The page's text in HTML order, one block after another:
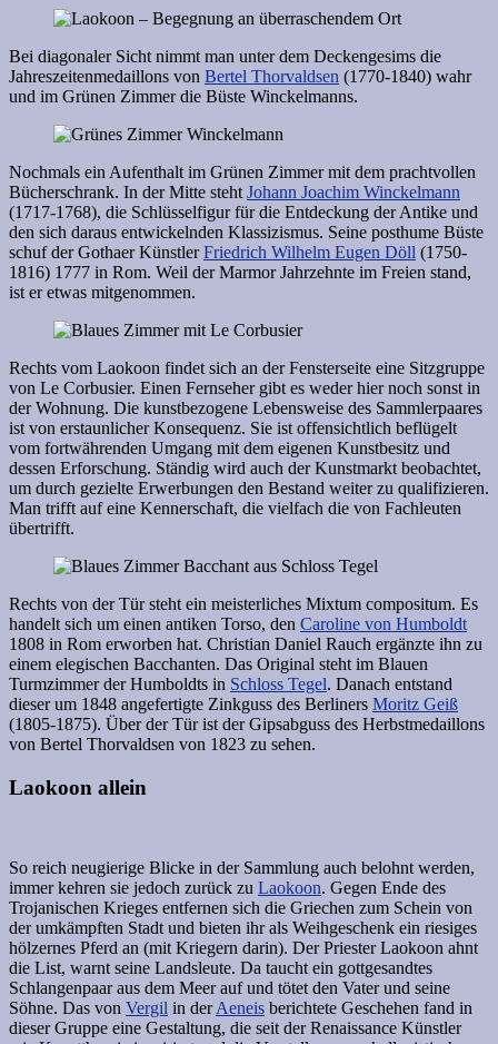
Bei diagonaler Sicht nimmt man unter dem Deckengesims die
Jahreszeitenmedaillons von Bertel Thorvaldsen (1770-1840) wahr
und im Grünen Zimmer die Büste Winckelmanns.
Nochmals ein Aufenthalt im Grünen Zimmer mit dem prachtvollen
Bücherschrank. In der Mitte steht Johann Joachim Winckelmann
(1717-1768), die Schlüsselfigur für die Entdeckung der Antike und
den sich daraus entwickelnden Klassizismus. Seine posthume Büste
schuf der Gothaer KünstlerFriedrich Wilhelm Eugen Döll (1750-
1816) 1777 in Rom. Weil der Marmor Jahrzehnte im Freien stand,
ist er etwas mitgenommen.
Rechts vom Laokoon findet sich an der Fensterseite eine Sitzgruppe
von Le Corbusier. Einen Fernseher gibt es weder hier noch sonst in
der Wohnung. Die kunstbezogene Lebensweise des Sammlerpaares
ist von erstaunlicher Konsequenz. Sie ist offensichtlich beflügelt
vom fortwährenden Umgang mit dem eigenen Kunstbesitz und
dessen Erforschung. Ständig wird auch der Kunstmarkt beobachtet,
um durch gezielte Erwerbungen den Bestand weiter zu qualifizieren.
Man trifft auf eine Kennerschaft, die vielfach die von Fachleuten
übertrifft.
Rechts von der Tür steht ein meisterliches Mixtum compositum. Es
handelt sich um einen antiken Torso, den Caroline von Humboldt
1808 in Rom erworben hat. Christian Daniel Rauch ergänzte ihn zu
einem elegischen Bacchanten. Das Original steht im Blauen
Turmzimmer der Humboldts in Schloss Tegel. Danach entstand
dieser um 1848 angefertigte Zinkguss des Berliners Moritz Geiß
(1805-1875). Über der Tür ist der Gipsabguss des Herbstmedaillons
von Bertel Thorvaldsen von 1823 zu sehen.
Laokoon allein
So reich neugierige Blicke in der Sammlung auch belohnt werden,
immer kehren sie jedoch zurück zu Laokoon. Gegen Ende des
Trojanischen Krieges entfernen sich die Griechen zum Schein von
der umkämpften Stadt und bieten ihr als Weihgeschenk ein riesiges
hölzernes Pferd an (mit Kriegern darin). Der Priester Laokoon ahnt
die List, warnt seine Landsleute. Da taucht ein gottgesandtes
Schlangenpaar aus dem Meer auf und tötet den Vater und seine
Söhne. Das von Vergil in derAeneis berichtete Geschehen fand in
dieser Gruppe eine Gestaltung, die seit der Renaissance Künstler